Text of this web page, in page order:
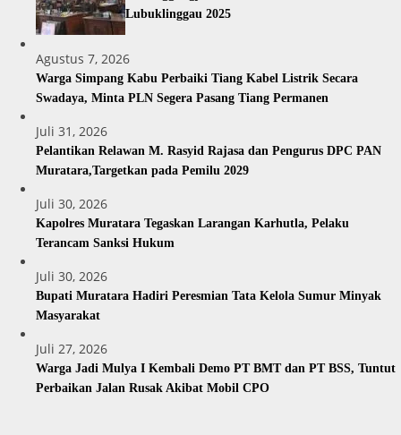
Lubuklinggau 2025
Agustus 7, 2026
Warga Simpang Kabu Perbaiki Tiang Kabel Listrik Secara
Swadaya, Minta PLN Segera Pasang Tiang Permanen
Juli 31, 2026
Pelantikan Relawan M. Rasyid Rajasa dan Pengurus DPC PAN
Muratara,Targetkan pada Pemilu 2029
Juli 30, 2026
Kapolres Muratara Tegaskan Larangan Karhutla, Pelaku
Terancam Sanksi Hukum
Juli 30, 2026
Bupati Muratara Hadiri Peresmian Tata Kelola Sumur Minyak
Masyarakat
Juli 27, 2026
Warga Jadi Mulya I Kembali Demo PT BMT dan PT BSS, Tuntut
Perbaikan Jalan Rusak Akibat Mobil CPO